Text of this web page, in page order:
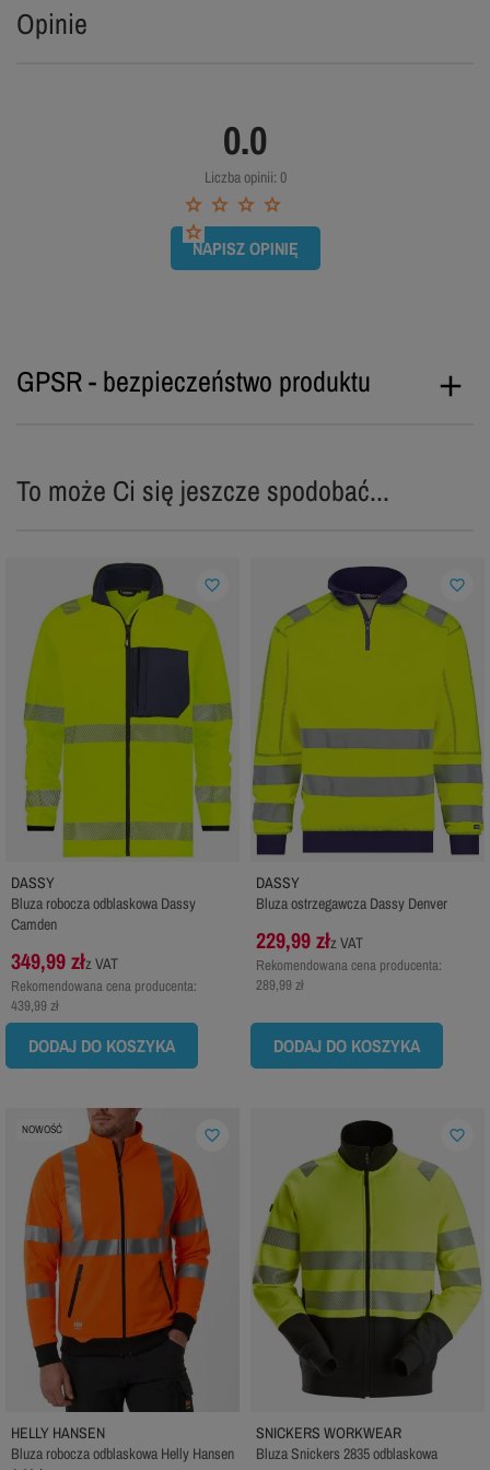
Opinie
0.0
Liczba opinii: 0
NAPISZ OPINIĘ
GPSR - bezpieczeństwo produktu
To może Ci się jeszcze spodobać...
DASSY
Bluza robocza odblaskowa Dassy
Camden
349,99 złz VAT
Rekomendowana cena producenta:
439,99 zł
DODAJ DO KOSZYKA
favorite_border
DASSY
Bluza ostrzegawcza Dassy Denver
229,99 złz VAT
Rekomendowana cena producenta:
289,99 zł
DODAJ DO KOSZYKA
favorite_border
NOWOŚĆ
HELLY HANSEN
Bluza robocza odblaskowa Helly Hansen
favorite_border
SNICKERS WORKWEAR
Bluza Snickers 2835 odblaskowa
favorite_border